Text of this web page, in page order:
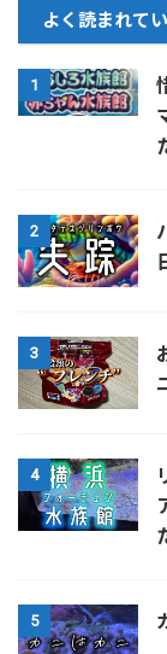
よく読まれて
1
2
3
4
5